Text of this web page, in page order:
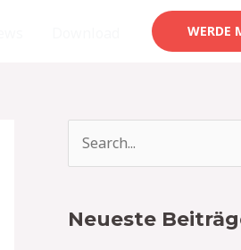
WERDE
h
Neueste